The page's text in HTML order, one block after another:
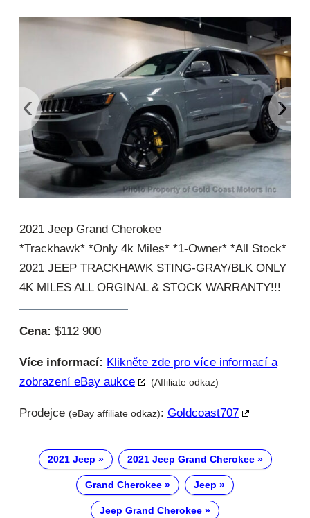
‹ ›
2021 Jeep Grand Cherokee
*Trackhawk* *Only 4k Miles* *1-Owner* *All Stock*
2021 JEEP TRACKHAWK STING-GRAY/BLK ONLY
4K MILES ALL ORGINAL & STOCK WARRANTY!!!
Cena: $112 900
Více informací: Klikněte zde pro více informací a
zobrazení eBay aukce
(Affiliate odkaz)
Prodejce (eBay affiliate odkaz): Goldcoast707
2021 Jeep 2021 Jeep Grand Cherokee
Grand Cherokee Jeep
Jeep Grand Cherokee